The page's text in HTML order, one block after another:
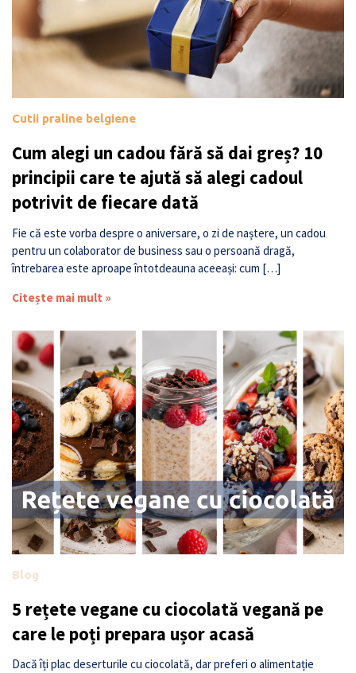
Cutii praline belgiene
Cum alegi un cadou fără să dai greș? 10
principii care te ajută să alegi cadoul
potrivit de fiecare dată
Fie că este vorba despre o aniversare, o zi de naștere, un cadou
pentru un colaborator de business sau o persoană dragă,
întrebarea este aproape întotdeauna aceeași: cum […]
Citește mai mult »
Blog
5 rețete vegane cu ciocolată vegană pe
care le poți prepara ușor acasă
Dacă îți plac deserturile cu ciocolată, dar preferi o alimentație